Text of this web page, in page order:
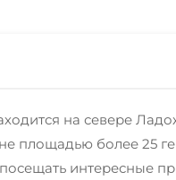
на севере
площадью более 25
интересные